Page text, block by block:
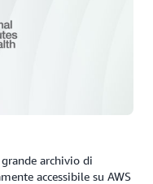
archivio di
accessibile su AWS